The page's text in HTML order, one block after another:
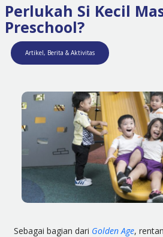
Perlukah Si Kecil
Preschool?
Artikel, Berita & Aktivitas
Sebagai bagian dari Golden Age,